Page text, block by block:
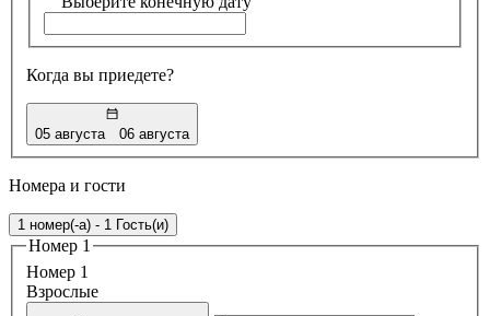
Когда вы приедете?
05 августа 06 августа
Номера и гости
1 номер(-а) - 1 Гость(и)
Номер 1
Номер 1
Bзрослые